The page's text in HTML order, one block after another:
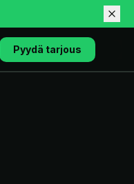
Pyydä tarjous